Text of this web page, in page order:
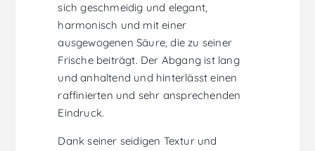
sich geschmeidig und elegant,
harmonisch und mit einer
ausgewogenen Säure, die zu seiner
Frische beiträgt. Der Abgang ist lang
und anhaltend und hinterlässt einen
raffinierten und sehr ansprechenden
Eindruck.
Dank seiner seidigen Textur und